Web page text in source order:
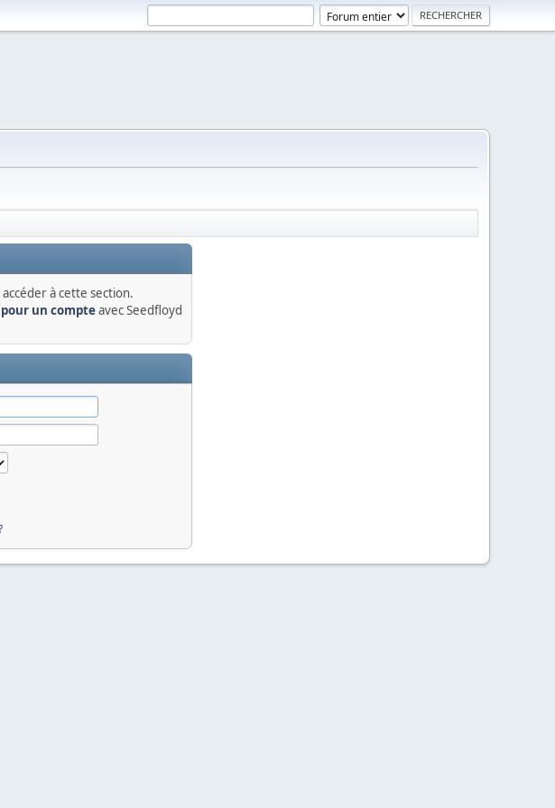
à cette section.
un compteavec Seedfloyd